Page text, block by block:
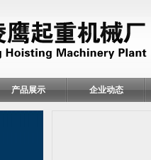
产品展示 企业动态